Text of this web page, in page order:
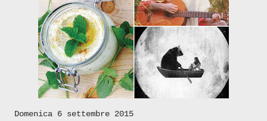
Domenica 6 settembre 2015